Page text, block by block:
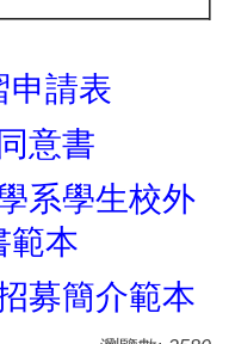
申請表
意書
系學生校外
範本
募簡介範本